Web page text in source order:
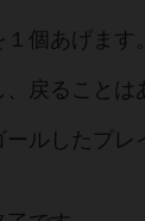
個あげます。
戻ることは
ルしたプレ